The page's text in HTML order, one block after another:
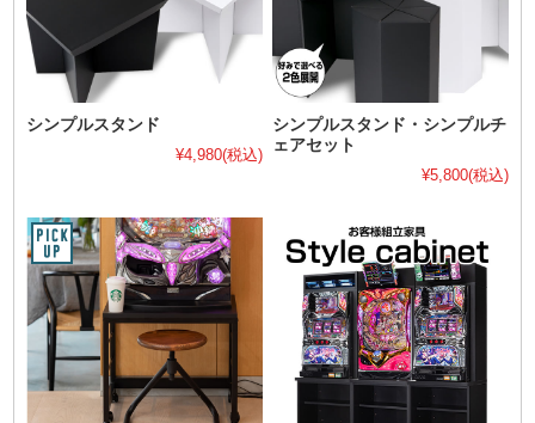
シンプルスタンド
¥4,980(税込)
シンプルスタンド・シンプルチ
ェアセット
¥5,800(税込)